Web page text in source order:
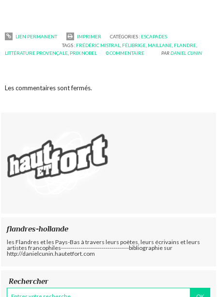
LIEN PERMANENT IMPRIMER CATÉGORIES : ESCAPADES
TAGS : FRÉDÉRIC MISTRAL FÉLIBRIGE MAILLANE FLANDRE
LITTÉRATURE PROVENÇALE PRIX NOBEL 0COMMENTAIRE PARDANIEL CUNIN
Les commentaires sont fermés.
flandres-hollande
les Flandres et les Pays-Bas à travers leurs poètes, leurs écrivains et leurs
artistes francophiles-----------------------------------bibliographie sur
http://danielcunin.hautetfort.com
Rechercher